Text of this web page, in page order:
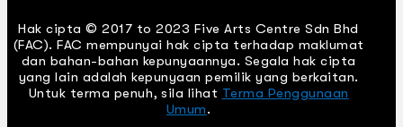
Hak cipta © 2017 to 2023 Five Arts Centre Sdn Bhd
(FAC). FAC mempunyai hak cipta terhadap maklumat
dan bahan-bahan kepunyaannya. Segala hak cipta
yang lain adalah kepunyaan pemilik yang berkaitan.
Untuk terma penuh, sila lihat Terma Penggunaan
Umum.